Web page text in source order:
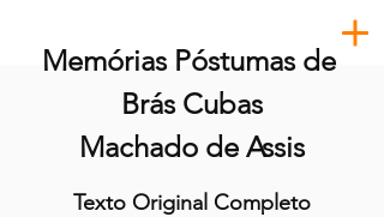
Memórias Póstumas de
Brás Cubas
Machado de Assis
Texto Original Completo